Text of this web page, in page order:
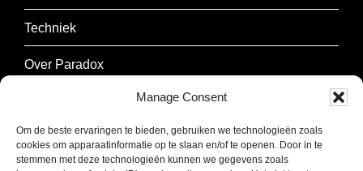
Manage Consent
Om de beste ervaringen te bieden, gebruiken we technologieën zoals
cookies om apparaatinformatie op te slaan en/of te openen. Door in te
stemmen met deze technologieën kunnen we gegevens zoals
Techniek
Over Paradox
NIEUWSBRIEF